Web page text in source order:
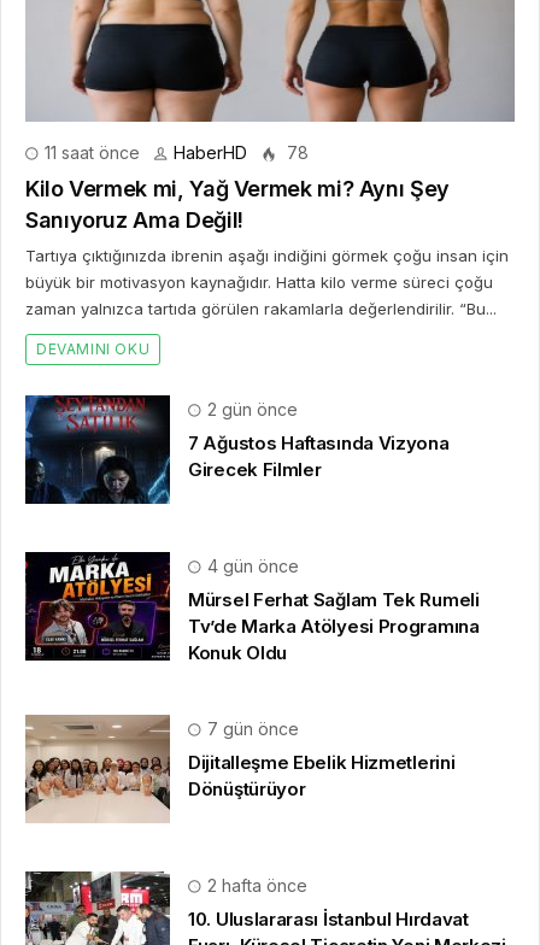
11 saat önce HaberHD 78
Kilo Vermek mi, Yağ Vermek mi? Aynı Şey
Sanıyoruz Ama Değil!
Tartıya çıktığınızda ibrenin aşağı indiğini görmek çoğu insan için
büyük bir motivasyon kaynağıdır. Hatta kilo verme süreci çoğu
zaman yalnızca tartıda görülen rakamlarla değerlendirilir. “Bu...
DEVAMINI OKU
2 gün önce
7 Ağustos Haftasında Vizyona
Girecek Filmler
4 gün önce
Mürsel Ferhat Sağlam Tek Rumeli
Tv’de Marka Atölyesi Programına
Konuk Oldu
7 gün önce
Dijitalleşme Ebelik Hizmetlerini
Dönüştürüyor
2 hafta önce
10. Uluslararası İstanbul Hırdavat